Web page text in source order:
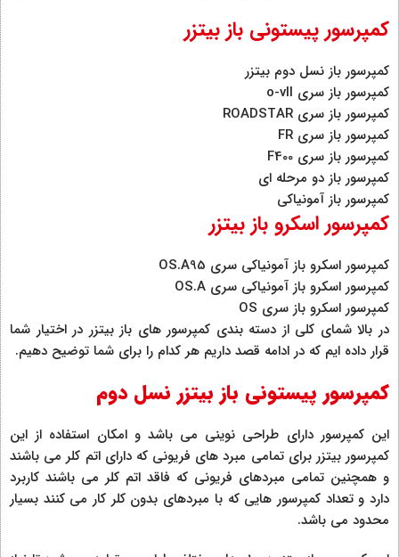
کمپرسور پیستونی باز بیتزر
کمپرسور باز نسل دوم بیتزر
کمپرسور باز سری o-vll
کمپرسور باز سری ROADSTAR
کمپرسور باز سری FR
کمپرسور باز سری F400
کمپرسور باز دو مرحله ای
کمپرسور باز آمونیاکی
کمپرسور اسکرو باز بیتزر
کمپرسور اسکرو باز آمونیاکی سری OS.A95
کمپرسور اسکرو باز آمونیاکی سری OS.A
کمپرسور اسکرو باز سری OS
در بالا شمای کلی از دسته بندی کمپرسور های باز بیتزر در اختیار شما
قرار داده ایم که در ادامه قصد داریم هر کدام را برای شما توضیح دهیم.
کمپرسور پیستونی باز بیتزر نسل دوم
این کمپرسور دارای طراحی نوینی می باشد و امکان استفاده از این
کمپرسور بیتزر برای تمامی مبرد های فریونی که دارای اتم کلر می باشند
و همچنین تمامی مبردهای فریونی که فاقد اتم کلر می باشند کاربرد
دارد و تعداد کمپرسور هایی که با مبردهای بدون کلر کار می کنند بسیار
محدود می باشد.